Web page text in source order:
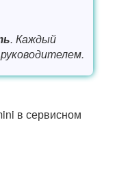
. Каждый